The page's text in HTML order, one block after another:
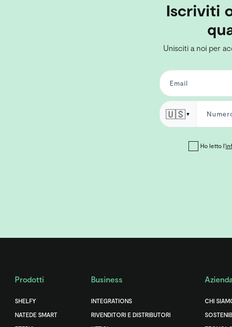
Iscriviti
Unisciti a noi per
🇺🇸▼
Ho letto l'
Prodotti
SHELFY
NATEDE SMART
Business
INTEGRATIONS
RIVENDITORI E DISTRIBUTORI
CHI